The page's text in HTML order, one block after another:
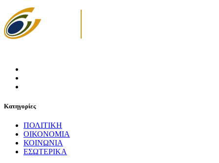
Κατηγορίες
ΠΟΛΙΤΙΚΗ
ΟΙΚΟΝΟΜΙΑ
ΚΟΙΝΩΝΙΑ
ΕΣΩΤΕΡΙΚΑ